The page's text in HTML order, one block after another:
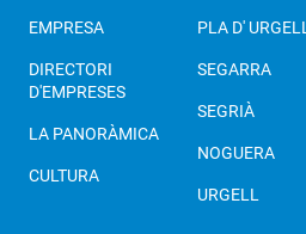
EMPRESA
DIRECTORI
D'EMPRESES
LA PANORÀMICA
CULTURA
PLA D' URGELL
SEGARRA
SEGRIÀ
NOGUERA
URGELL